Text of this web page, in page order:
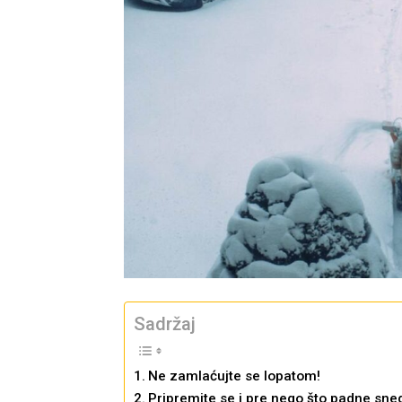
Sadržaj
Ne zamlaćujte se lopatom!
Pripremite se i pre nego što padne